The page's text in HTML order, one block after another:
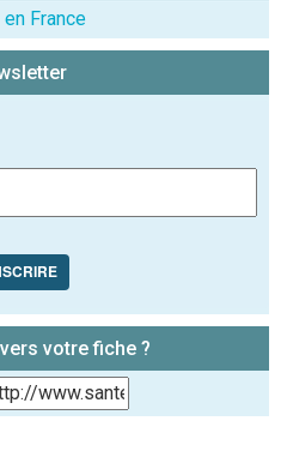
j'accepte que mon avis
France
votre fiche ?